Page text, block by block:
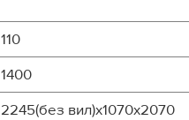
110
1400
2245(без вил)x1070x2070